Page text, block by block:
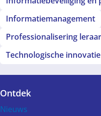
Informatiemanagement
Professionalisering leraar
Technologische innovatie
Voet
Ontdek
Nieuws